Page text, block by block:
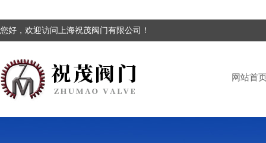
您好，欢迎访问上海祝茂阀门有限公司！
网站首